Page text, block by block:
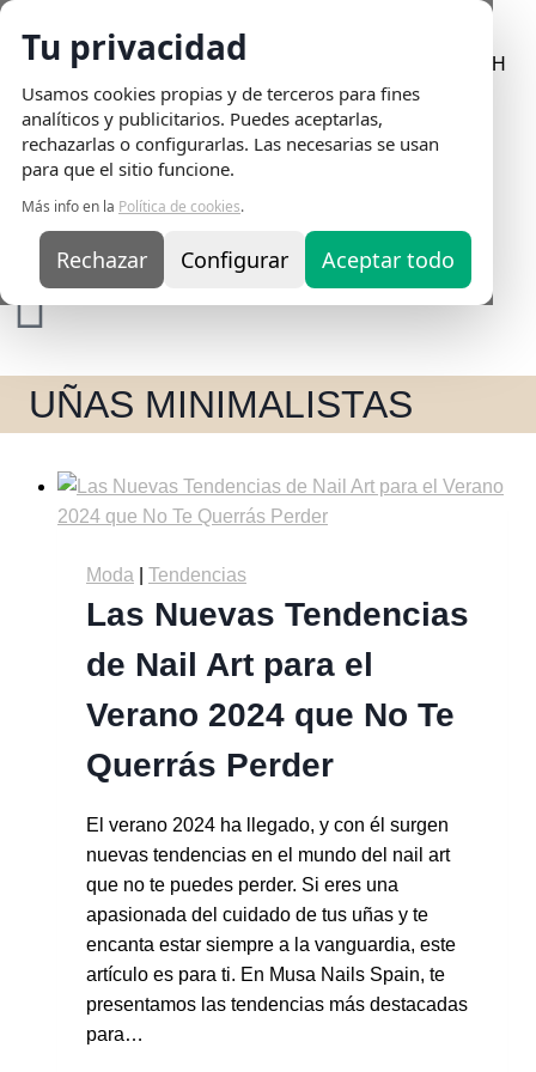
Tu privacidad
Usamos cookies propias y de terceros para fines
analíticos y publicitarios. Puedes aceptarlas,
rechazarlas o configurarlas. Las necesarias se usan
para que el sitio funcione.
Más info en la Política de cookies.
Rechazar Configurar Aceptar todo
Envio Gratisen pedidos superiores a 75€ | Entrega en 24H
UÑAS MINIMALISTAS
Moda Tendencias
Las Nuevas Tendencias
de Nail Art para el
Verano 2024 que No Te
Querrás Perder
El verano 2024 ha llegado, y con él surgen
nuevas tendencias en el mundo del nail art
que no te puedes perder. Si eres una
apasionada del cuidado de tus uñas y te
encanta estar siempre a la vanguardia, este
artículo es para ti. En Musa Nails Spain, te
presentamos las tendencias más destacadas
para…